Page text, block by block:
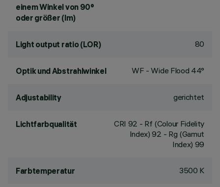
einem Winkel von 90°
oder größer (lm)
Light output ratio (LOR) 80
Optik und Abstrahlwinkel WF - Wide Flood 44°
Adjustability gerichtet
Lichtfarbqualität CRI 92 - Rf (Colour Fidelity
Index) 92 - Rg (Gamut
Index) 99
Farbtemperatur 3500 K